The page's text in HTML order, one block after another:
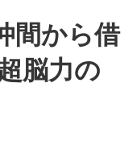
間から借
脳力の